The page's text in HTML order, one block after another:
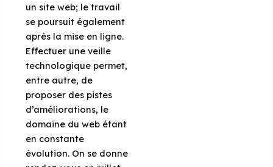
un site web; le travail
se poursuit également
après la mise en ligne.
Effectuer une veille
technologique permet,
entre autre, de
proposer des pistes
d’améliorations, le
domaine du web étant
en constante
évolution. On se donne